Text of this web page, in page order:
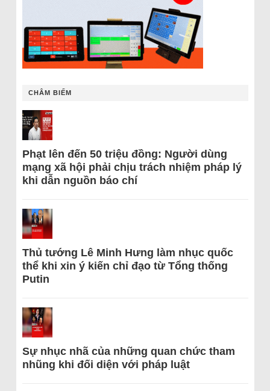
CHÂM BIẾM
Phạt lên đến 50 triệu đồng: Người dùng
mạng xã hội phải chịu trách nhiệm pháp lý
khi dẫn nguồn báo chí
Thủ tướng Lê Minh Hưng làm nhục quốc
thể khi xin ý kiến chỉ đạo từ Tổng thống
Putin
Sự nhục nhã của những quan chức tham
nhũng khi đối diện với pháp luật